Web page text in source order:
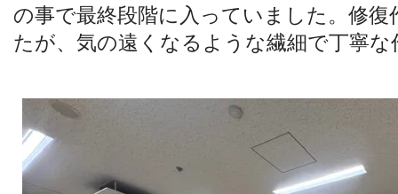
の事で最終段階に入っていました。修
たが、気の遠くなるような繊細で丁寧